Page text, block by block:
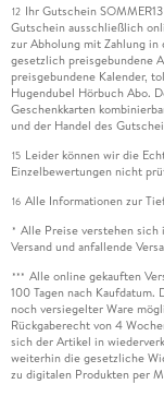
12 Ihr Gutschein
Gutschein ausschließlich
zur Abholung mit Zahlung
gesetzlich preisgebundene
preisgebundene Kalender,
Hugendubel Hörbuch Abo.
Geschenkkarten
und der Handel des
15 Leider können wir die
Einzelbewertungen nicht
16 Alle Informationen zur
* Alle Preise verstehen
Versand und anfallende
*** Alle online gekauften
100 Tagen nach
noch versiegelter Ware
Rückgaberecht von 4
sich der Artikel in
weiterhin die gesetzliche
zu digitalen Produkten per